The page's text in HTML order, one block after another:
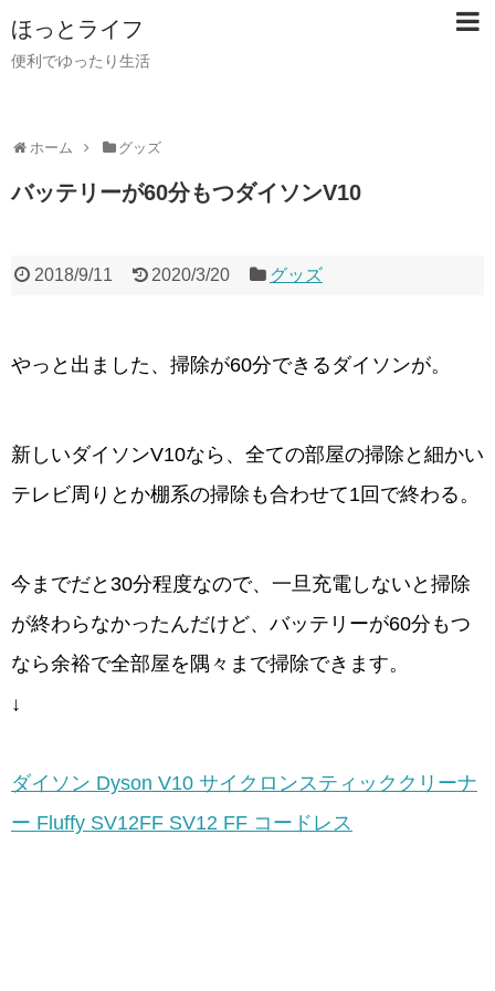
ほっとライフ
便利でゆったり生活
ホーム グッズ
バッテリーが60分もつダイソンV10
2018/9/11 2020/3/20 グッズ
やっと出ました、掃除が60分できるダイソンが。
新しいダイソンV10なら、全ての部屋の掃除と細かい
テレビ周りとか棚系の掃除も合わせて1回で終わる。
今までだと30分程度なので、一旦充電しないと掃除
が終わらなかったんだけど、バッテリーが60分もつ
なら余裕で全部屋を隅々まで掃除できます。
↓
ダイソン Dyson V10 サイクロンスティッククリーナ
ー Fluffy SV12FF SV12 FF コードレス